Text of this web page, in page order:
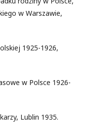
w Warszawie,
1925-1926,
w Polsce 1926-
Lublin 1935.